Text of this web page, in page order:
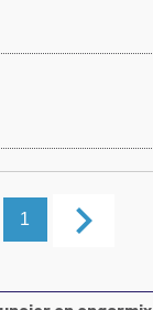
1 keyboard_arrow_right